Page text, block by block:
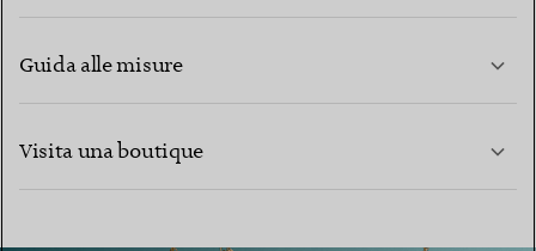
Guida alle misure
Visita una boutique